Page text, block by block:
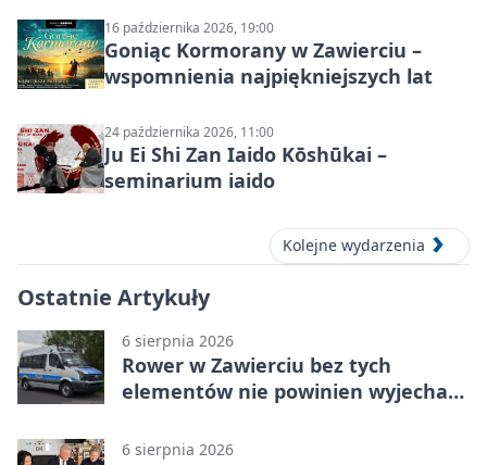
16 października 2026, 19:00
Goniąc Kormorany w Zawierciu –
wspomnienia najpiękniejszych lat
24 października 2026, 11:00
Ju Ei Shi Zan Iaido Kōshūkai –
seminarium iaido
Kolejne wydarzenia
Ostatnie Artykuły
6 sierpnia 2026
Rower w Zawierciu bez tych
elementów nie powinien wyjechać
6 sierpnia 2026